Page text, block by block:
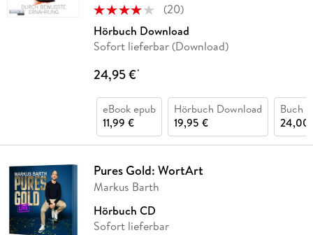
(20)
Hörbuch Download
Sofort lieferbar (Download)
24,95 €*
eBook epub
11,99 €
Hörbuch Download
19,95 €
Buch
24,00
Pures Gold: WortArt
Markus Barth
Hörbuch CD
Sofort lieferbar